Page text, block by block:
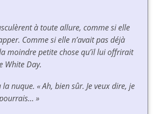
à toute allure, comme si elle
Comme si elle n’avait pas déjà
moindre petite chose qu’il lui offrirait
White Day.
nuque. « Ah, bien sûr. Je veux dire, je
»